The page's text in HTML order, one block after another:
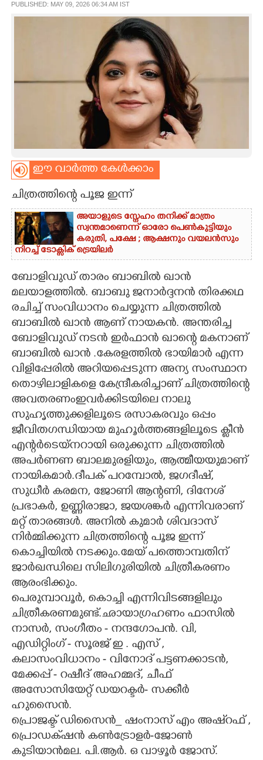
LIFESTYLE
CARTOONS
LITERATURE
ZOOM
CONTACT US
PUBLISHED: MAY 09, 2026 06:34 AM IST
ഈ വാർത്ത കേൾക്കാം
ചിത്രത്തിന്റെ പൂജ ഇന്ന്
അയാളുടെ സ്നേഹം തനിക്ക് മാത്രം
സ്വന്തമാണെന്ന് ഓരോ പെൺകുട്ടിയും
കരുതി,​ പക്ഷേ ; ആക്ഷനും വയലൻസും
നിറച്ച് ടോക്സിക് ട്രെയിലർ
ബോളിവുഡ് താരം ബാബിൽ ഖാൻ
മലയാളത്തിൽ. ബാബു ജനാർദ്ദനൻ തിരക്കഥ
രചിച്ച് സംവിധാനം ചെയ്യുന്ന ചിത്രത്തിൽ
ബാബിൽ ഖാൻ ആണ് നായകൻ. അന്തരിച്ച
ബോളിവുഡ് നടൻ ഇർഫാൻ ഖാന്റെ മകനാണ്
ബാബിൽ ഖാൻ .കേരളത്തിൽ ഭായിമാർ എന്ന
വിളിപ്പേരിൽ അറിയപ്പെടുന്ന അന്യ സംസ്ഥാന
തൊഴിലാളികളെ കേന്ദ്രീകരിച്ചാണ് ചിത്രത്തിന്റെ
അവതരണംഇവർക്കിടയിലെ നാലു
സുഹൃത്തുക്കളിലൂടെ രസാകരവും ഒപ്പം
ജീവിതഗന്ധിയായ മുഹൂർത്തങ്ങളിലൂടെ ക്ലീൻ
എന്റർടെയ്നറായി ഒരുക്കുന്ന ചിത്രത്തിൽ
അപർണണ ബാലമുരളിയും, ആത്മീയയുമാണ്
നായികമാർ.ദീപക് പറമ്പോൽ, ജഗദീഷ്,
സുധീർ കരമന, ജോണി ആന്റണി, ദിനേശ്
പ്രഭാകർ, ഉണ്ണിരാജാ, ജയശങ്കർ എന്നിവരാണ്
മറ്റ് താരങ്ങൾ. അനിൽ കുമാർ ശിവദാസ്
നിർമ്മിക്കുന്ന ചിത്രത്തിന്റെ പൂജ ഇന്ന്
കൊച്ചിയിൽ നടക്കും.മേയ് പത്തൊമ്പതിന്
ജാർഖന്ധിലെ സിലിഗുരിയിൽ ചിത്രീകരണം
ആരംഭിക്കും.
പെരുമ്പാവൂർ, കൊച്ചി എന്നിവിടങ്ങളിലും
ചിത്രീകരണമുണ്ട്.ഛായാഗ്രഹണം ഫാസിൽ
നാസർ, സംഗീതം - നന്ദഗോപൻ. വി,
എഡിറ്റിംഗ് - സൂരജ് ഇ . എസ് ,
കലാസംവിധാനം - വിനോദ് പട്ടണക്കാടൻ,
മേക്കപ്പ് - റഷീദ് അഹമ്മദ്, ചീഫ്
അസോസിയേറ്റ് ഡയറക്ടർ- സക്കീർ
ഹുസൈൻ.
പ്രൊജക്ട് ഡിസൈൻ_ ഷംനാസ് എം അഷ്റഫ് ,
പ്രൊഡക്‌ഷൻ കൺട്രോളർ-ജോൺ
കുടിയാൻമല. പി.ആർ. ഒ വാഴൂർ ജോസ്.